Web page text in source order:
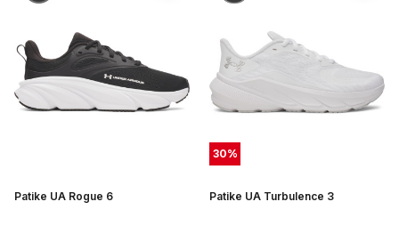
Patike UA Rogue 6
30%
Patike UA Turbulence 3